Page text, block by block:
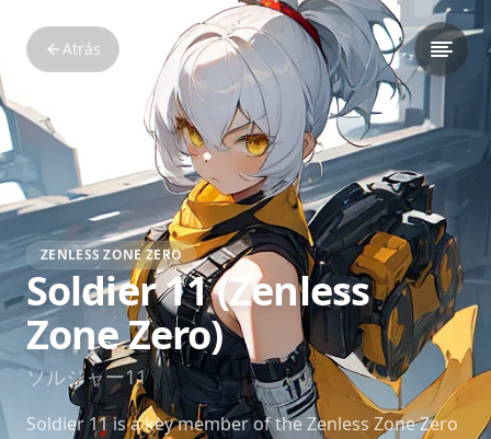
Atrás
ZENLESS ZONE ZERO
Soldier 11 (Zenless
Zone Zero)
ソルジャー11
Soldier 11 is a key member of the Zenless Zone Zero